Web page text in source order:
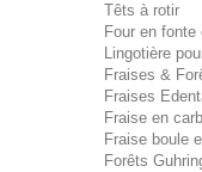
Têts à rotir
Four en fonte
Lingotière
Fraises &
Fraises
Fraise en
Fraise boule
Forêts